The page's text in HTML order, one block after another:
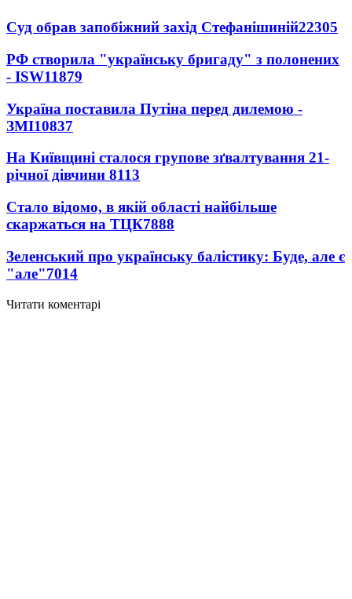
Суд обрав запобіжний захід Стефанішиній22305
РФ створила "українську бригаду" з полонених
- ISW11879
Україна поставила Путіна перед дилемою -
ЗМІ10837
На Київщині сталося групове зґвалтування 21-
річної дівчини 8113
Стало відомо, в якій області найбільше
скаржаться на ТЦК7888
Зеленський про українську балістику: Буде, але є
"але"7014
Читати коментарі